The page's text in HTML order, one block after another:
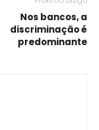
Nos bancos, a
discriminação é
predominante